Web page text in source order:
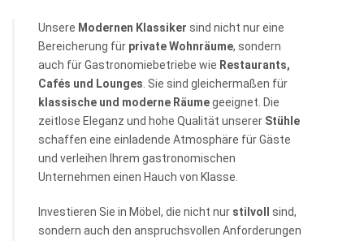
Unsere Modernen Klassiker sind nicht nur eine
Bereicherung für private Wohnräume, sondern
auch für Gastronomiebetriebe wie Restaurants,
Cafés und Lounges . Sie sind gleichermaßen für
klassische und moderne Räumegeeignet. Die
zeitlose Eleganz und hohe Qualität unserer Stühle
schaffen eine einladende Atmosphäre für Gäste
und verleihen Ihrem gastronomischen
Unternehmen einen Hauch von Klasse.
Investieren Sie in Möbel, die nicht nur stilvoll
sind,
sondern auch den anspruchsvollen Anforderungen